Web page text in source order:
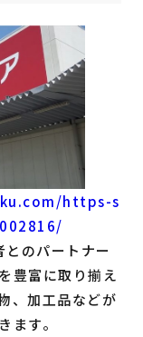
https-s
のパートナー
豊富に取り揃え
、加工品などが
ます。